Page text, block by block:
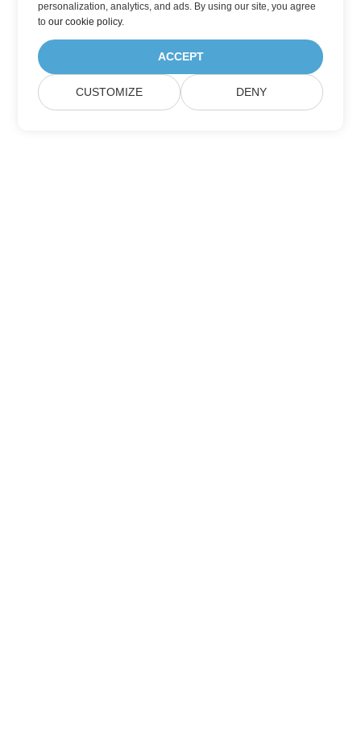
personalization, analytics, and ads. By using our site, you agree
toour cookie policy.
ACCEPT
CUSTOMIZE DENY